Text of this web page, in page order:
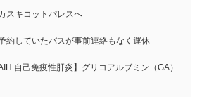
スキコットパレスへ
約していたバスが事前連絡もなく運休
自己免疫性肝炎】グリコアルブミン（GA）